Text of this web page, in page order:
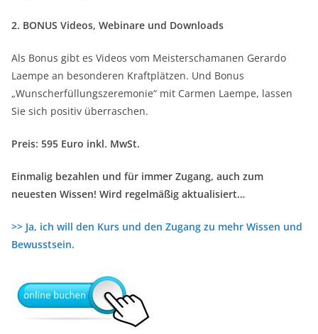
2. BONUS Videos, Webinare und Downloads
Als Bonus gibt es Videos vom Meisterschamanen Gerardo
Laempe an besonderen Kraftplätzen. Und Bonus
„Wunscherfüllungszeremonie“ mit Carmen Laempe, lassen
Sie sich positiv überraschen.
Preis: 595 Euro inkl. MwSt.
Einmalig bezahlen und für immer Zugang, auch zum
neuesten Wissen! Wird regelmäßig aktualisiert…
>> Ja, ich will den Kurs und den Zugang zu mehr Wissen und
Bewusstsein.